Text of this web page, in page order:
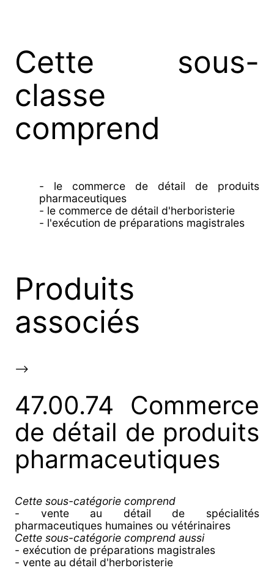
Cette sous-
classe
comprend
- le commerce de détail de produits
pharmaceutiques
- le commerce de détail d'herboristerie
- l'exécution de préparations magistrales
Produits
associés
-->
47.00.74 Commerce
de détail de produits
pharmaceutiques
Cette sous-catégorie comprend
- vente au détail de spécialités
pharmaceutiques humaines ou vétérinaires
Cette sous-catégorie comprend aussi
- exécution de préparations magistrales
- vente au détail d'herboristerie